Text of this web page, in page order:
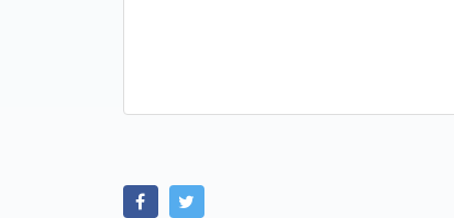
Link zu Facebook
Link zu Twitter